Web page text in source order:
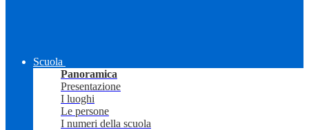
Scuola
Panoramica
Presentazione
I luoghi
Le persone
I numeri della scuola